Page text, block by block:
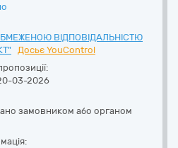
ВІДПОВІДАЛЬНІСТЮ
Досьє YouControl
03-2026
замовником або органом